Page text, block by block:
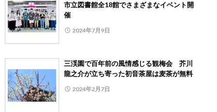
市立図書館全18館でさまざまなイベント開
催
2024年7月9日
三渓園で百年前の風情感じる観梅会 芥川
龍之介が立ち寄った初音茶屋は麦茶が無料
2024年2月7日